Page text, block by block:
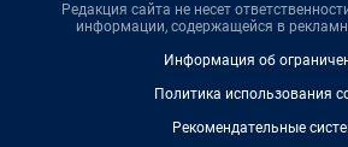
Редакция сайта не несет
информации, содержащейся в
Информация об
Политика использования
Рекомендательные